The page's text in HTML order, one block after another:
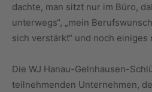
dachte, man sitzt nur im Büro,
unterwegs“, „mein
sich verstärkt“ und noch einiges
Die WJ Hanau-Gelnhausen-
teilnehmenden Unternehmen,